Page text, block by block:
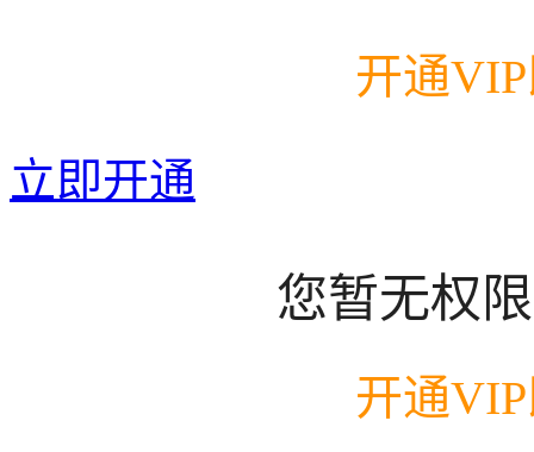
开通
立即开通
您暂无权
开通